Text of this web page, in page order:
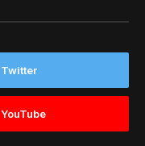
Twitter
YouTube